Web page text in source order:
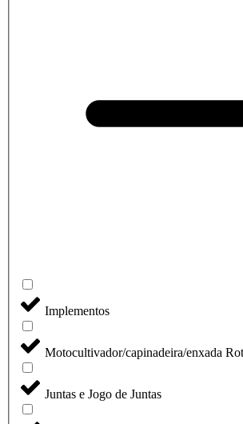
Implementos
Motocultivador/capinadeira/enxada
Juntas e Jogo de Juntas